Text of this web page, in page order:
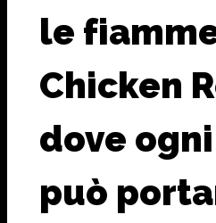
le
Chicken
dove
può